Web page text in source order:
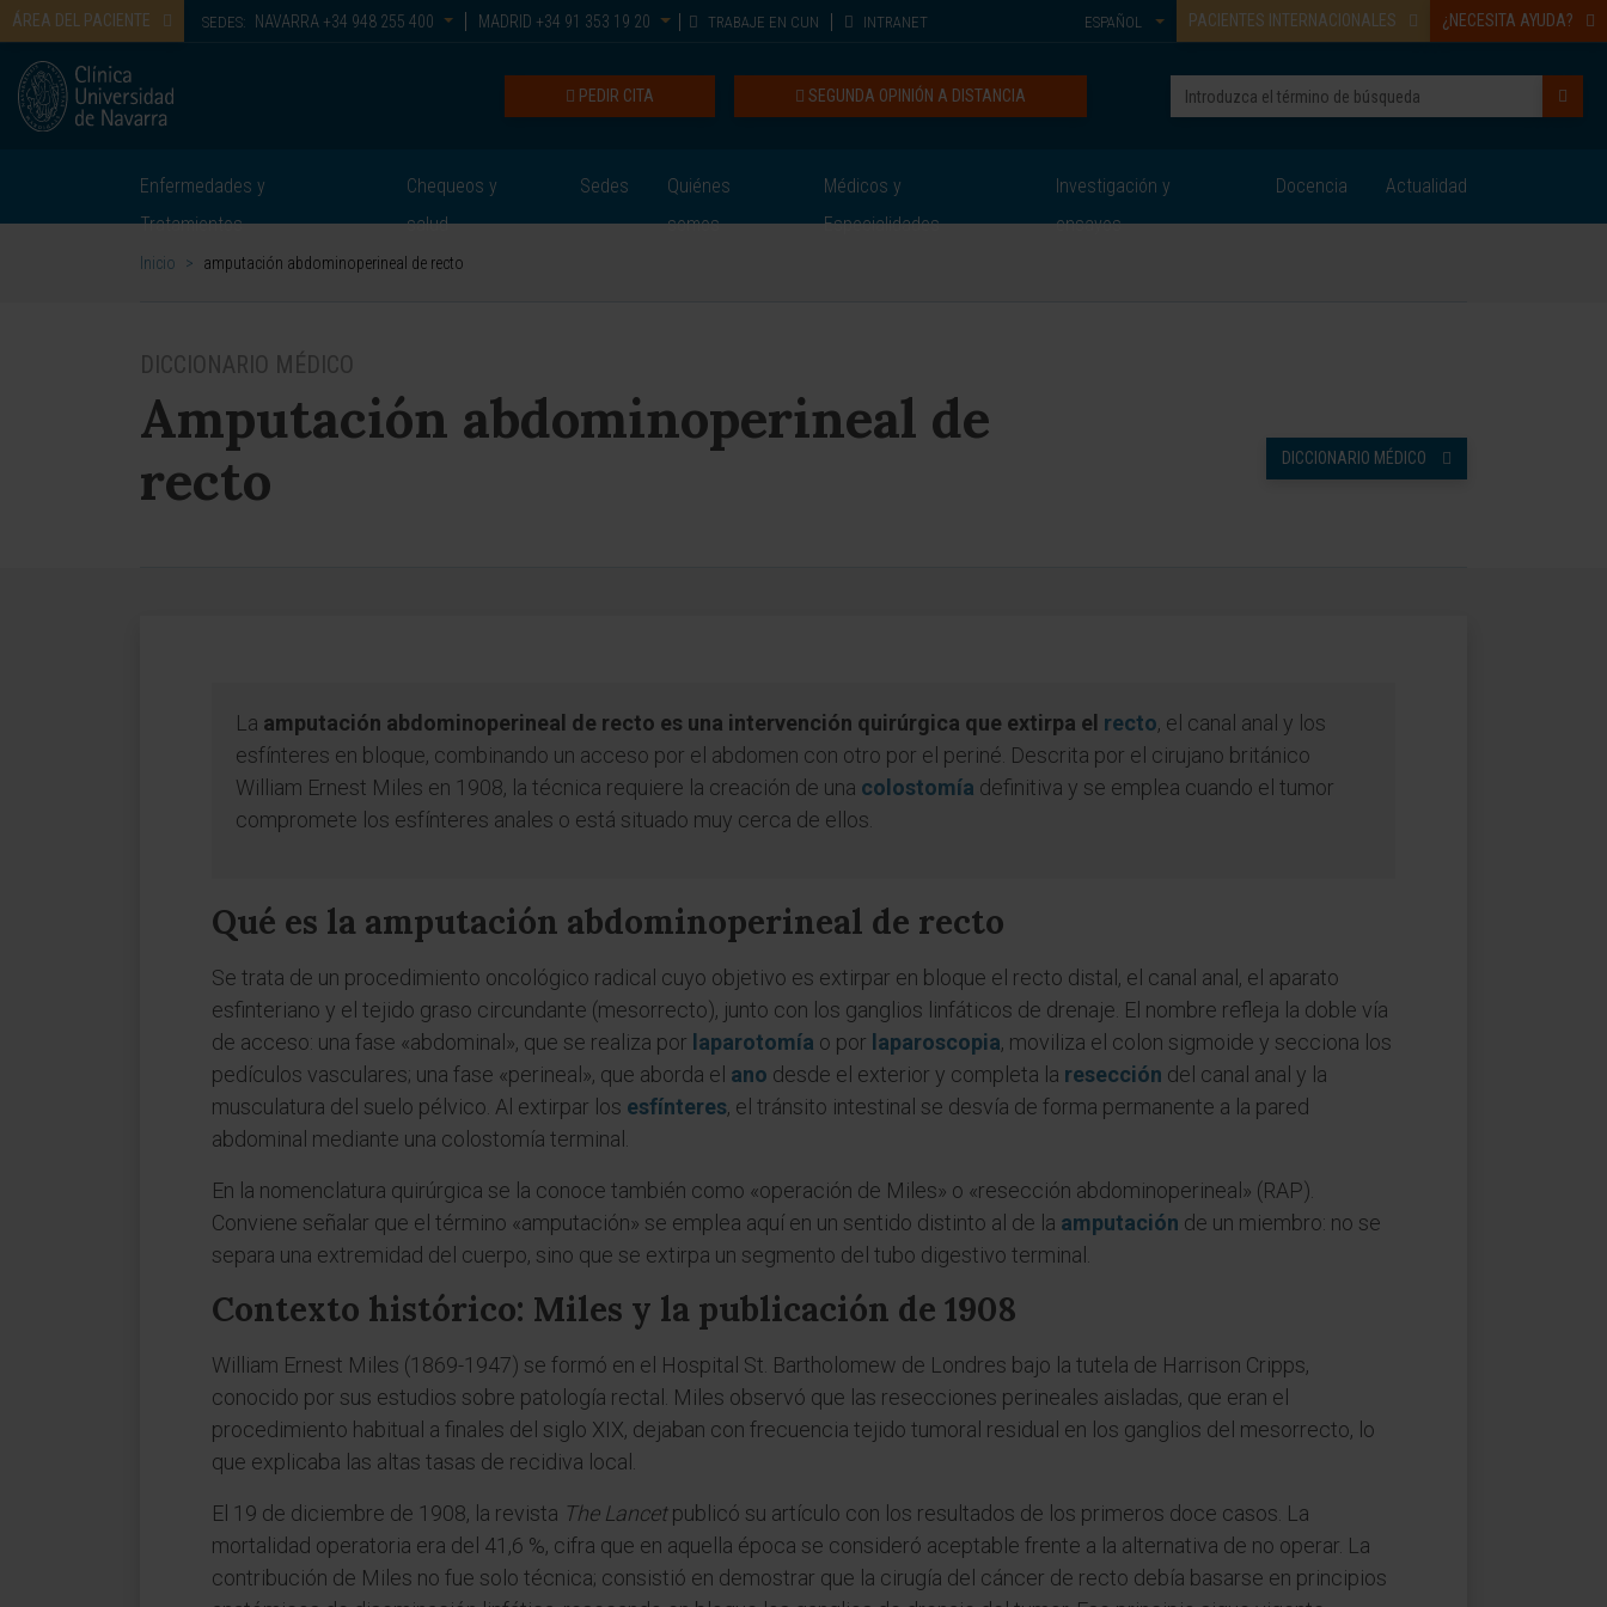
ÁREA DEL PACIENTE SEDES: NAVARRA +34 948 255 400 MADRID +34 91 353 19 20 TRABAJE EN CUN INTRANET PACIENTES INTERNACIONALES ¿NECESITA AYUDA?
ESPAÑOL
SEGUNDA OPINIÓN A DISTANCIA
PEDIR CITA
Enfermedades y
Tratamientos
Chequeos y
salud
Sedes
Quiénes
somos
Médicos y
Especialidades
Investigación y
ensayos
Docencia Actualidad
Inicio > amputación abdominoperineal de recto
DICCIONARIO MÉDICO
Amputación abdominoperineal de
recto
DICCIONARIO MÉDICO
La amputación abdominoperineal de recto es una intervención quirúrgica que extirpa el recto, el canal anal y los
esfínteres en bloque, combinando un acceso por el abdomen con otro por el periné. Descrita por el cirujano británico
William Ernest Miles en 1908, la técnica requiere la creación de una colostomía definitiva y se emplea cuando el tumor
compromete los esfínteres anales o está situado muy cerca de ellos.
Qué es la amputación abdominoperineal de recto
Se trata de un procedimiento oncológico radical cuyo objetivo es extirpar en bloque el recto distal, el canal anal, el aparato
esfinteriano y el tejido graso circundante (mesorrecto), junto con los ganglios linfáticos de drenaje. El nombre refleja la doble vía
de acceso: una fase «abdominal», que se realiza por laparotomía o por laparoscopia, moviliza el colon sigmoide y secciona los
pedículos vasculares; una fase «perineal», que aborda el ano desde el exterior y completa la resección del canal anal y la
musculatura del suelo pélvico. Al extirpar los esfínteres, el tránsito intestinal se desvía de forma permanente a la pared
abdominal mediante una colostomía terminal.
En la nomenclatura quirúrgica se la conoce también como «operación de Miles» o «resección abdominoperineal» (RAP).
Conviene señalar que el término «amputación» se emplea aquí en un sentido distinto al de la amputación de un miembro: no se
separa una extremidad del cuerpo, sino que se extirpa un segmento del tubo digestivo terminal.
Contexto histórico: Miles y la publicación de 1908
William Ernest Miles (1869-1947) se formó en el Hospital St. Bartholomew de Londres bajo la tutela de Harrison Cripps,
conocido por sus estudios sobre patología rectal. Miles observó que las resecciones perineales aisladas, que eran el
procedimiento habitual a finales del siglo XIX, dejaban con frecuencia tejido tumoral residual en los ganglios del mesorrecto, lo
que explicaba las altas tasas de recidiva local.
El 19 de diciembre de 1908, la revista The Lancetpublicó su artículo con los resultados de los primeros doce casos. La
mortalidad operatoria era del 41,6 %, cifra que en aquella época se consideró aceptable frente a la alternativa de no operar. La
contribución de Miles no fue solo técnica; consistió en demostrar que la cirugía del cáncer de recto debía basarse en principios